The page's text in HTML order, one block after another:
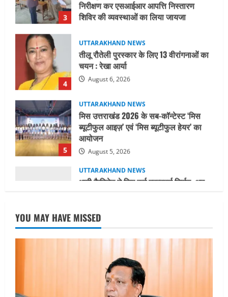
तीलू रौतेली पुरस्कार के लिए 13 वीरांगनाओं का
चयन : रेखा आर्या
5
UTTARAKHAND NEWS
मिस उत्तराखंड 2026 के सब-कॉन्टेस्ट ‘मिस
ब्यूटीफुल आइज़’ एवं ‘मिस ब्यूटीफुल हेयर’ का
August 5, 2026
UTTARAKHAND NEWS
धामी कैबिनेट ने लिए कई महत्वपूर्ण निर्णय, अब
सामान्य वर्ग के पशुपालकों को भी गाय एवं भैंस
नियमावली-2026 को मिली मंजूरी
2
नाबार्ड ने राष्ट्रीय हथकरघा दिवस के अवसर पर
मुंबई में तीन दिवसीय प्रदर्शनी का आयोजन किया
UTTARAKHAND NEWS
जिलाधिकारी/जिला निर्वाचन अधिकारी ने
सहसपुर विधानसभा क्षेत्र के पोलिंग बूथों का
YOU MAY HAVE MISSED